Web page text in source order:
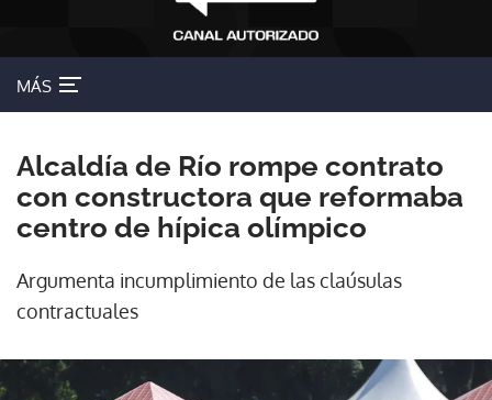
MÁS
Alcaldía de Río rompe contrato
con constructora que reformaba
centro de hípica olímpico
Argumenta incumplimiento de las claúsulas
contractuales